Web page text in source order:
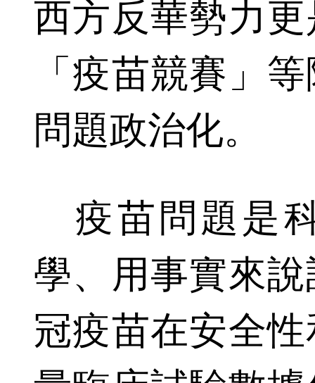
西方反華勢力
「疫苗競賽」
問題政治化。
疫苗問題是
學、用事實來
冠疫苗在安全